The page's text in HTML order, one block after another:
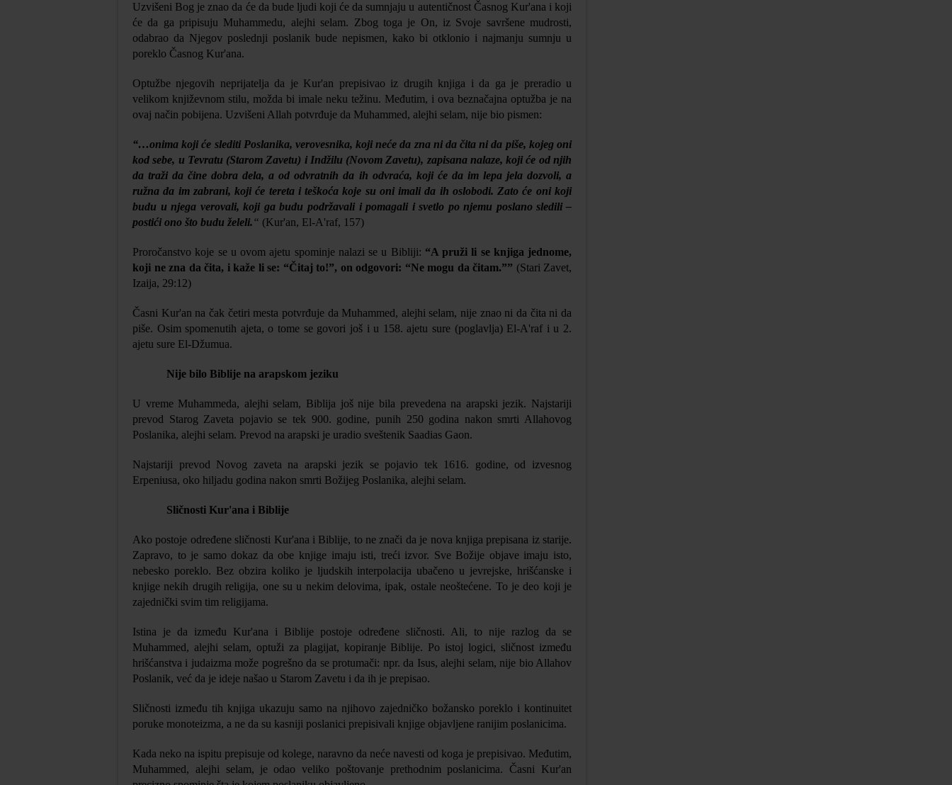
Uzvišeni Bog je znao da će da bude ljudi koji će da sumnjaju u autentičnost Časnog Kur'ana i koji
će da ga pripisuju Muhammedu, alejhi selam. Zbog toga je On, iz Svoje savršene mudrosti,
odabrao da Njegov poslednji poslanik bude nepismen, kako bi otklonio i najmanju sumnju u
poreklo Časnog Kur'ana.
Optužbe njegovih neprijatelja da je Kur'an prepisivao iz drugih knjiga i da ga je preradio u
velikom književnom stilu, možda bi imale neku težinu. Međutim, i ova beznačajna optužba je na
ovaj način pobijena. Uzvišeni Allah potvrđuje da Muhammed, alejhi selam, nije bio pismen:
“…onima koji će slediti Poslanika, verovesnika, koji neće da zna ni da čita ni da piše, kojeg oni
kod sebe, u Tevratu (Starom Zavetu) i Indžilu (Novom Zavetu), zapisana nalaze, koji će od njih
da traži da čine dobra dela, a od odvratnih da ih odvraća, koji će da im lepa jela dozvoli, a
ružna da im zabrani, koji će tereta i teškoća koje su oni imali da ih oslobodi. Zato će oni koji
budu u njega verovali, koji ga budu podržavali i pomagali i svetlo po njemu poslano sledili –
postići ono što budu želeli.“ (Kur'an, El-A'raf, 157)
Proročanstvo koje se u ovom ajetu spominje nalazi se u Bibliji: “A pruži li se knjiga jednome,
koji ne zna da čita, i kaže li se: “Čitaj to!”, on odgovori: “Ne mogu da čitam.”” (Stari Zavet,
Izaija, 29:12)
Časni Kur'an na čak četiri mesta potvrđuje da Muhammed, alejhi selam, nije znao ni da čita ni da
piše. Osim spomenutih ajeta, o tome se govori još i u 158. ajetu sure (poglavlja) El-A'raf i u 2.
ajetu sure El-Džumua.
Nije bilo Biblije na arapskom jeziku
U vreme Muhammeda, alejhi selam, Biblija još nije bila prevedena na arapski jezik. Najstariji
prevod Starog Zaveta pojavio se tek 900. godine, punih 250 godina nakon smrti Allahovog
Poslanika, alejhi selam. Prevod na arapski je uradio sveštenik Saadias Gaon.
Najstariji prevod Novog zaveta na arapski jezik se pojavio tek 1616. godine, od izvesnog
Erpeniusa, oko hiljadu godina nakon smrti Božijeg Poslanika, alejhi selam.
Sličnosti Kur'ana i Biblije
Ako postoje određene sličnosti Kur'ana i Biblije, to ne znači da je nova knjiga prepisana iz starije.
Zapravo, to je samo dokaz da obe knjige imaju isti, treći izvor. Sve Božije objave imaju isto,
nebesko poreklo. Bez obzira koliko je ljudskih interpolacija ubačeno u jevrejske, hrišćanske i
knjige nekih drugih religija, one su u nekim delovima, ipak, ostale neoštećene. To je deo koji je
zajednički svim tim religijama.
Istina je da između Kur'ana i Biblije postoje određene sličnosti. Ali, to nije razlog da se
Muhammed, alejhi selam, optuži za plagijat, kopiranje Biblije. Po istoj logici, sličnost između
hrišćanstva i judaizma može pogrešno da se protumači: npr. da Isus, alejhi selam, nije bio Allahov
Poslanik, već da je ideje našao u Starom Zavetu i da ih je prepisao.
Sličnosti između tih knjiga ukazuju samo na njihovo zajedničko božansko poreklo i kontinuitet
poruke monoteizma, a ne da su kasniji poslanici prepisivali knjige objavljene ranijim poslanicima.
Kada neko na ispitu prepisuje od kolege, naravno da neće navesti od koga je prepisivao. Međutim,
Muhammed, alejhi selam, je odao veliko poštovanje prethodnim poslanicima. Časni Kur'an